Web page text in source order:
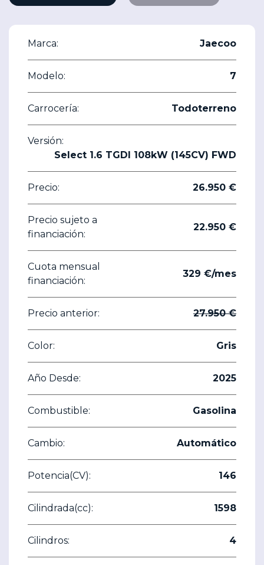
Marca: Jaecoo
Modelo: 7
Carrocería: Todoterreno
Versión:
Select 1.6 TGDI 108kW (145CV) FWD
Precio: 26.950 €
Precio sujeto a
financiación:
22.950 €
Cuota mensual
financiación:
329 €/mes
Precio anterior: 27.950 €
Color: Gris
Año Desde: 2025
Combustible: Gasolina
Cambio: Automático
Potencia(CV): 146
Cilindrada(cc): 1598
Cilindros: 4